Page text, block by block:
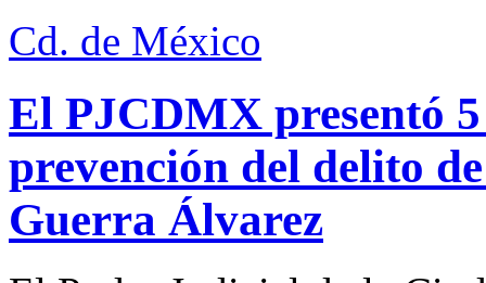
Cd. de México
El PJCDMX presentó
prevención del delito
Guerra Álvarez